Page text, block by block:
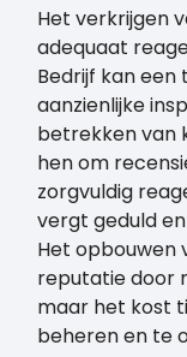
Het verkrijgen
adequaat
Bedrijf kan een
aanzienlijke
betrekken van
hen om
zorgvuldig
vergt geduld
Het opbouwen
reputatie door
maar het kost
beheren en te